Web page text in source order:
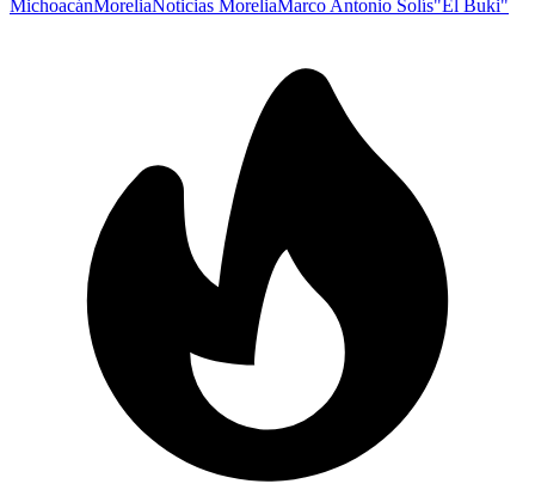
MichoacánMoreliaNoticias MoreliaMarco Antonio Solís"El Buki"